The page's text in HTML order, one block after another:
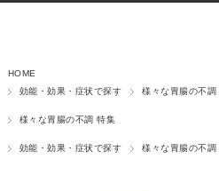
HOME
効能・効果・症状で探す
様々な胃腸の不調
様々な胃腸の不調 特集
効能・効果・症状で探す 様々な胃腸の不調